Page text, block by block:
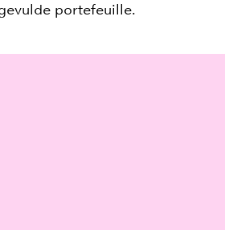
portefeuille.